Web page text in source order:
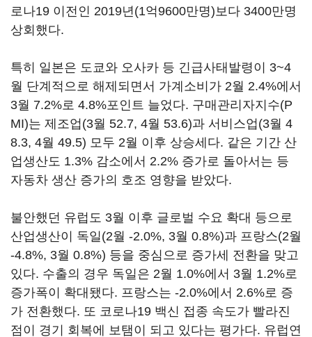
로나19 이전인 2019년(1억9600만명)보다 3400만명
상회했다.
특히 일본은 도쿄와 오사카 등 긴급사태발령이 3~4
월 단계적으로 해제되면서 가계소비가 2월 2.4%에서
3월 7.2%로 4.8%포인트 늘었다. 구매관리자지수(P
MI)는 제조업(3월 52.7, 4월 53.6)과 서비스업(3월 4
8.3, 4월 49.5) 모두 2월 이후 상승세다. 같은 기간 산
업생산도 1.3% 감소에서 2.2% 증가로 돌아서는 등
자동차 생산 증가의 호조 영향을 받았다.
불안했던 유럽도 3월 이후 글로벌 수요 확대 등으로
산업생산이 독일(2월 -2.0%, 3월 0.8%)과 프랑스(2월
-4.8%, 3월 0.8%) 등을 중심으로 증가세 전환을 맞고
있다. 수출의 경우 독일은 2월 1.0%에서 3월 1.2%로
증가폭이 확대됐다. 프랑스는 -2.0%에서 2.6%로 증
가 전환했다. 또 코로나19 백신 접종 속도가 빨라진
점이 경기 회복에 보탬이 되고 있다는 평가다. 유럽연